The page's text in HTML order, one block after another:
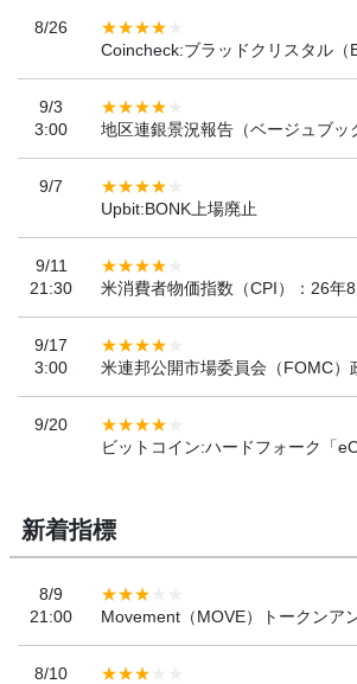
8/26
Coincheck:ブラッドクリスタル（
9/3
3:00
地区連銀景況報告（ベージュブッ
9/7
Upbit:BONK上場廃止
9/11
21:30
米消費者物価指数（CPI）：26年
9/17
3:00
米連邦公開市場委員会（FOMC）
9/20
ビットコイン:ハードフォーク「
新着指標
8/9
21:00
Movement（MOVE）トークンア
8/10